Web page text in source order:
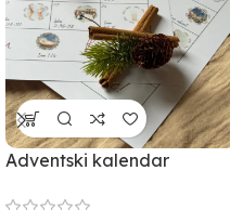
Adventski kalendar